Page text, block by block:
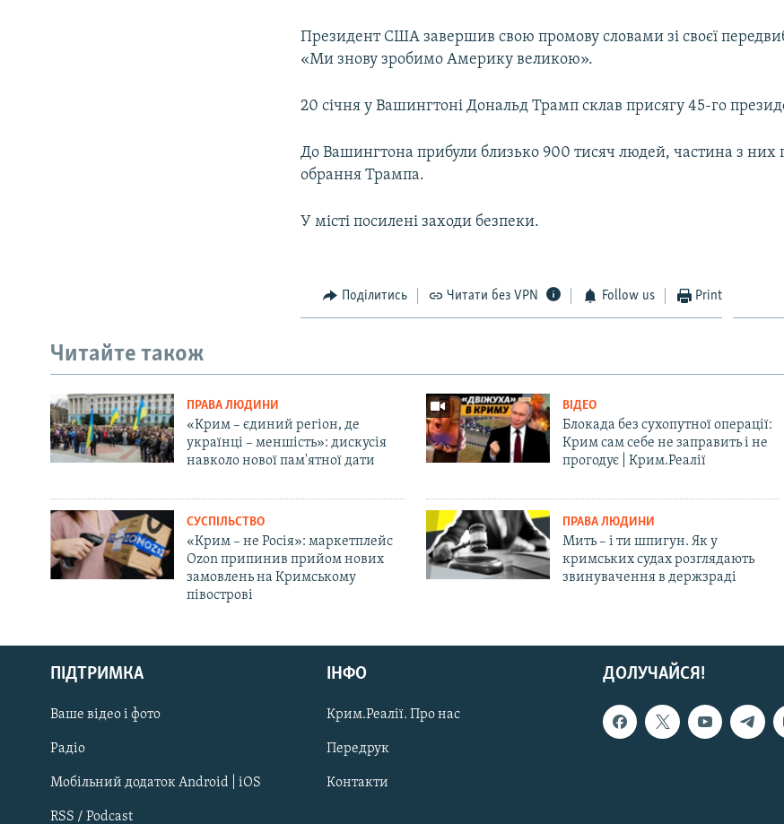
Русский
Qırımtatar
ДОЛУЧАЙСЯ!
Президент США завершив свою промову словами зі своєї
«Ми знову зробимо Америку великою».
20 січня у Вашингтоні Дональд Трамп склав присягу 45-го
До Вашингтона прибули близько 900 тисяч людей, частина з них
обрання Трампа.
У місті посилені заходи безпеки.
Поділитись Читати без VPN Follow us Print
Читайте також
ПРАВА ЛЮДИНИ
«Крим – єдиний регіон, де
українці – меншість»: дискусія
навколо нової пам'ятної дати
ВІДЕО
Блокада без сухопутної операції:
Крим сам себе не заправить і не
прогодує | Крим.Реалії
СУСПІЛЬСТВО
«Крим – не Росія»: маркетплейс
Ozon припинив прийом нових
замовлень на Кримському
півострові
ПРАВА ЛЮДИНИ
Мить – і ти шпигун. Як у
кримських судах розглядають
звинувачення в держзраді
ДОЛУЧАЙСЯ!
ПІДТРИМКА
Ваше відео і фото
Радіо
Мобільний додаток Android | iOS
RSS / Podcast
ІНФО
Крим.Реалії. Про нас
Передрук
Контакти